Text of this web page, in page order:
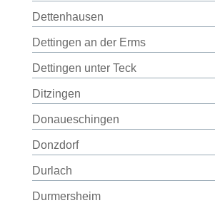
Dettenhausen
Dettingen an der Erms
Dettingen unter Teck
Ditzingen
Donaueschingen
Donzdorf
Durlach
Durmersheim